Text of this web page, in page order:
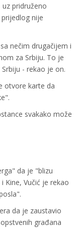
pridruženo
nije
nečim drugačijem i
za Srbiju. To je
- rekao je on.
otvore karte da
svakako može
da je "blizu
Kine, Vučić je rekao
da je zaustavio
građana